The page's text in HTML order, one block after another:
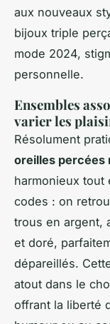
aux nouveaux
bijoux triple
mode 2024,
personnelle.
Ensembles
varier les
Résolument
oreilles percées
harmonieux tout
codes : on
trous en argent,
et doré,
dépareillés.
atout dans le
offrant la liberté